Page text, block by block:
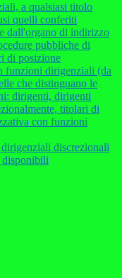
a qualsiasi titolo
quelli conferiti
dall'organo di indirizzo
pubbliche di
di posizione
funzioni dirigenziali (da
che distinguano le
dirigenti, dirigenti
titolari di
con funzioni
discrezionali
disponibili